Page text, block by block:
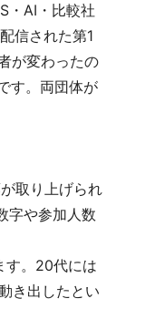
・AI・比較社
信された第1
が変わったの
す。両団体が
取り上げられ
字や参加人数
す。20代には
き出したとい